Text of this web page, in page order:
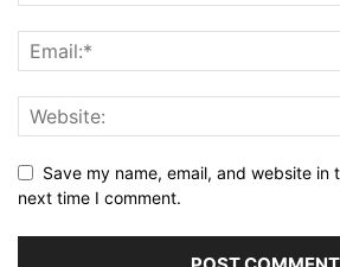
Save my name, email, and website in
next time I comment.